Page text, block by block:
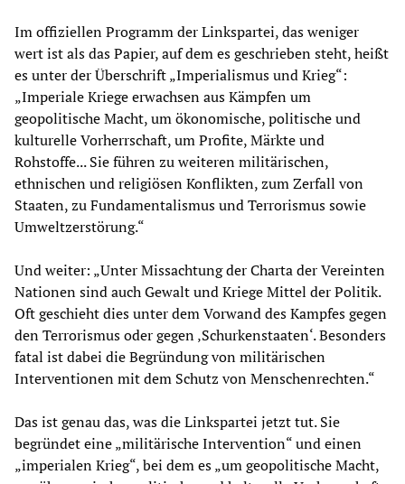
Im offiziellen Programm der Linkspartei, das weniger
wert ist als das Papier, auf dem es geschrieben steht, heißt
es unter der Überschrift „Imperialismus und Krieg“:
„Imperiale Kriege erwachsen aus Kämpfen um
geopolitische Macht, um ökonomische, politische und
kulturelle Vorherrschaft, um Profite, Märkte und
Rohstoffe... Sie führen zu weiteren militärischen,
ethnischen und religiösen Konflikten, zum Zerfall von
Staaten, zu Fundamentalismus und Terrorismus sowie
Umweltzerstörung.“
Und weiter: „Unter Missachtung der Charta der Vereinten
Nationen sind auch Gewalt und Kriege Mittel der Politik.
Oft geschieht dies unter dem Vorwand des Kampfes gegen
den Terrorismus oder gegen ‚Schurkenstaaten‘. Besonders
fatal ist dabei die Begründung von militärischen
Interventionen mit dem Schutz von Menschenrechten.“
Das ist genau das, was die Linkspartei jetzt tut. Sie
begründet eine „militärische Intervention“ und einen
„imperialen Krieg“, bei dem es „um geopolitische Macht,